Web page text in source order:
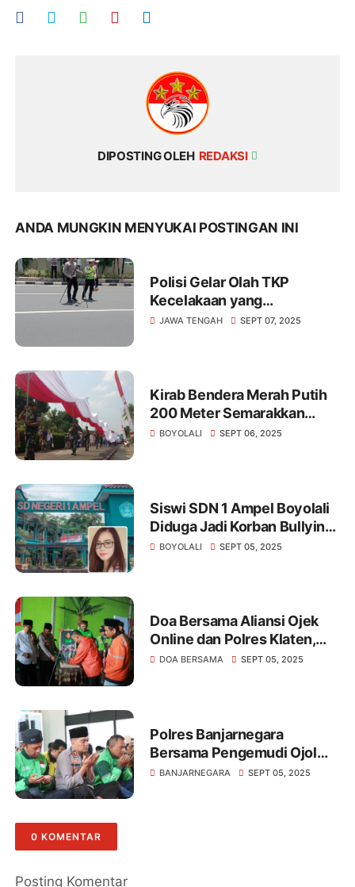
DIPOSTING OLEH REDAKSI
ANDA MUNGKIN MENYUKAI POSTINGAN INI
Polisi Gelar Olah TKP
Kecelakaan yang
Menewaskan Mahasiswa
JAWA TENGAH SEPT 07, 2025
Kirab Bendera Merah Putih
200 Meter Semarakkan
Merti Desa Pojok Boyolali
BOYOLALI SEPT 06, 2025
Siswi SDN 1 Ampel Boyolali
Diduga Jadi Korban Bullying,
Vio Sari Angkat Bicara
BOYOLALI SEPT 05, 2025
Doa Bersama Aliansi Ojek
Online dan Polres Klaten,
Wujud Empati dan
DOA BERSAMA SEPT 05, 2025
Polres Banjarnegara
Bersama Pengemudi Ojol
Gelar Doa Bersama
BANJARNEGARA SEPT 05, 2025
0 KOMENTAR
Posting Komentar